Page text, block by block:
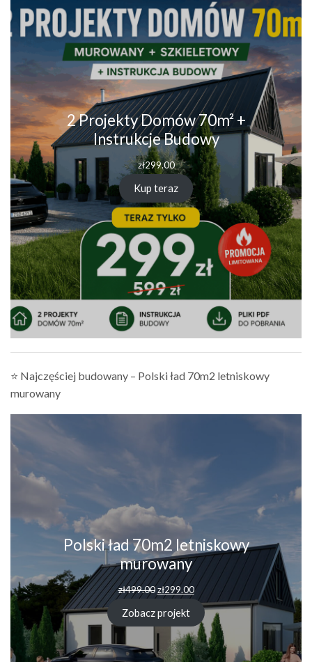
2 Projekty Domów 70m² +
Instrukcje Budowy
zł299.00
Kup teraz
⭐ Najczęściej budowany – Polski ład 70m2 letniskowy
murowany
Polski ład 70m2 letniskowy
murowany
zł499.00 zł299.00
Zobacz projekt